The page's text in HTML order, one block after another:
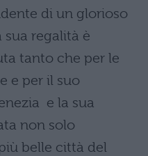
di un glorioso
sua regalità è
tanto che per le
e per il suo
e la sua
non solo
belle città del